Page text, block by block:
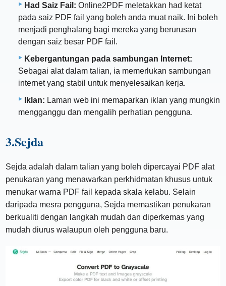
Had Saiz Fail: Online2PDF meletakkan had ketat
pada saiz PDF fail yang boleh anda muat naik. Ini boleh
menjadi penghalang bagi mereka yang berurusan
dengan saiz besar PDF fail.
Kebergantungan pada sambungan Internet:
Sebagai alat dalam talian, ia memerlukan sambungan
internet yang stabil untuk menyelesaikan kerja.
Iklan: Laman web ini memaparkan iklan yang mungkin
mengganggu dan mengalih perhatian pengguna.
3.Sejda
Sejda adalah dalam talian yang boleh dipercayai PDF alat
penukaran yang menawarkan perkhidmatan khusus untuk
menukar warna PDF fail kepada skala kelabu. Selain
daripada mesra pengguna, Sejda memastikan penukaran
berkualiti dengan langkah mudah dan diperkemas yang
mudah diurus walaupun oleh pengguna baru.